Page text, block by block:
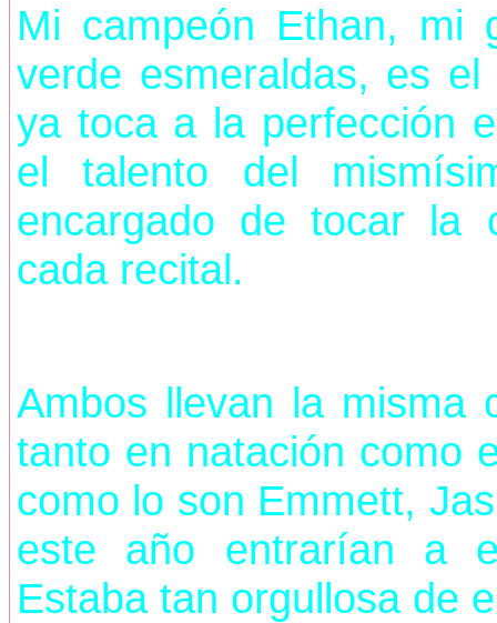
Mi campeón Ethan, mi
verde esmeraldas, es
ya toca a la perfección
el talento del
encargado de tocar la
cada recital.
Ambos llevan la misma
tanto en natación como
como lo son Emmett,
este año entrarían a
Estaba tan orgullosa de